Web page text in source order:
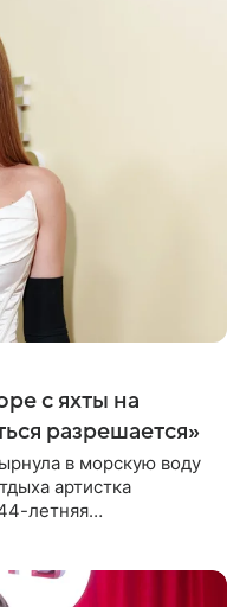
с яхты на
разрешается»
в морскую воду
артистка
летняя